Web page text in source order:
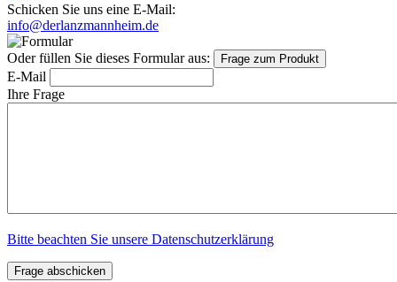
Schicken Sie uns eine E-Mail:
info@derlanzmannheim.de
Oder füllen Sie dieses Formular aus: Frage zum Produkt
E-Mail
Ihre Frage
Bitte beachten Sie unsere Datenschutzerklärung
Frage abschicken